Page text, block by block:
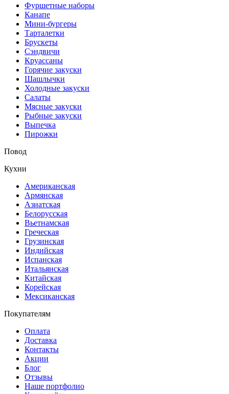
Фуршетные наборы
Канапе
Мини-бургеры
Тарталетки
Брускеты
Сэндвичи
Круассаны
Горячие закуски
Шашлычки
Холодные закуски
Салаты
Мясные закуски
Рыбные закуски
Выпечка
Пирожки
Повод
Кухни
Американская
Армянская
Азиатская
Белорусская
Вьетнамская
Греческая
Грузинская
Индийская
Испанская
Итальянская
Китайская
Корейская
Мексиканская
Покупателям
Оплата
Доставка
Контакты
Акции
Блог
Отзывы
Наше портфолио